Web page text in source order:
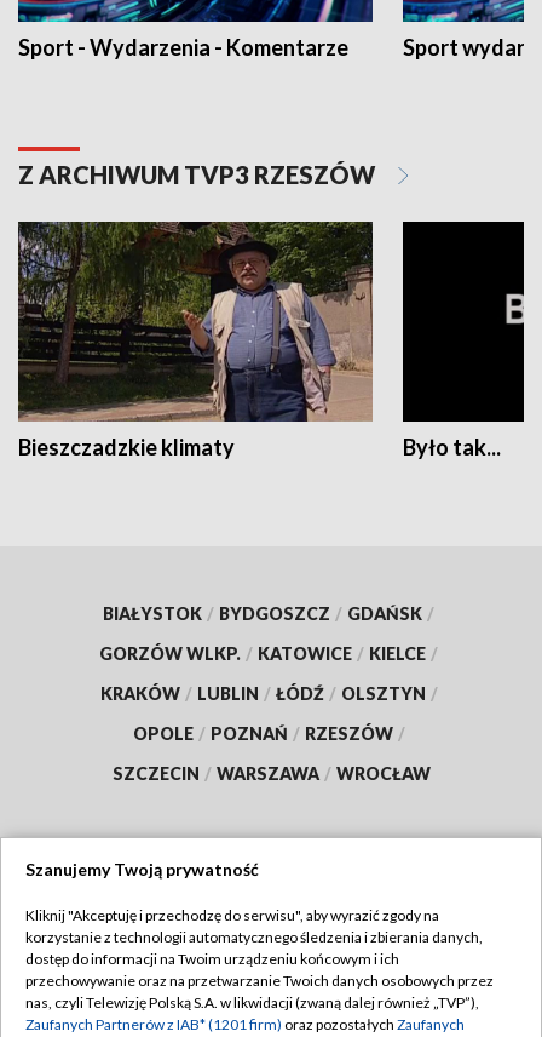
Sport - Wydarzenia - Komentarze Sport
Z ARCHIWUM TVP3 RZESZÓW
Bieszczadzkie klimaty Było tak...
BIAŁYSTOK / BYDGOSZCZ / GDAŃSK /
GORZÓW WLKP. / KATOWICE / KIELCE /
KRAKÓW / LUBLIN / ŁÓDŹ / OLSZTYN /
OPOLE / POZNAŃ / RZESZÓW /
SZCZECIN / WARSZAWA / WROCŁAW
TVP
Abonament TVP
Emisja w TVP
Regulamin TVP
Polityka prywatności
Szanujemy Twoją prywatność
Kliknij "Akceptuję i przechodzę do serwisu", aby wyrazić zgody na
korzystanie z technologii automatycznego śledzenia i zbierania danych,
dostęp do informacji na Twoim urządzeniu końcowym i ich
przechowywanie oraz na przetwarzanie Twoich danych osobowych przez
nas, czyli Telewizję Polską S.A. w likwidacji (zwaną dalej również „TVP”),
Zaufanych Partnerów z IAB* (1201 firm) oraz pozostałych Zaufanych